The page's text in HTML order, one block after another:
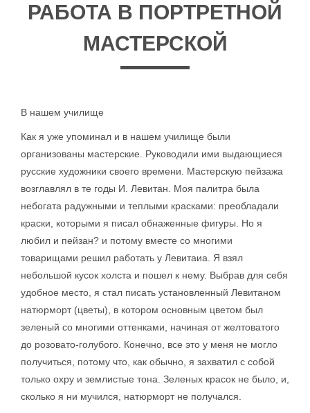
РАБОТА В ПОРТРЕТНОЙ
МАСТЕРСКОЙ
В нашем училище
Как я уже упоминал и в нашем училище были
организованы мастерские. Руководили ими выдающиеся
русские художники своего времени. Мастерскую пейзажа
возглавлял в те годы И. Левитан. Моя палитра была
небогата радужными и теплыми красками: преобладали
краски, которыми я писал обнаженные фигуры. Но я
любил и пейзан? и потому вместе со многими
товарищами решил работать у Левитаиа. Я взял
небольшой кусок холста и пошел к нему. Выбрав для себя
удобное место, я стал писать установленный Левитаном
натюрморт (цветы), в котором основным цветом был
зеленый со многими оттенками, начиная от желтоватого
до розовато-голубого. Конечно, все это у меня не могло
получиться, потому что, как обычно, я захватил с собой
только охру и землистые тона. Зеленых красок не было, и,
сколько я ни мучился, натюрморт не получался.